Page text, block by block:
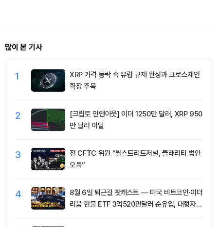
많이 본 기사
1
XRP 가격 등락 속 유럽 규제 완성과 크로스체인
확장 주목
2
[크립토 인앤아웃] 이더 1250만 달러, XRP 950
만 달러 이탈
3
전 CFTC 위원 “월스트리트저널, 클래리티 법안
오독”
4
8월 6일 퇴근길 팟캐스트 — 미국 비트코인·이더
리움 현물 ETF 3억520만달러 순유입, 대형자산